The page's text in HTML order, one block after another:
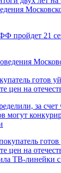
пройдет 21
готов
цен на
за
могут
ТВ-линейки